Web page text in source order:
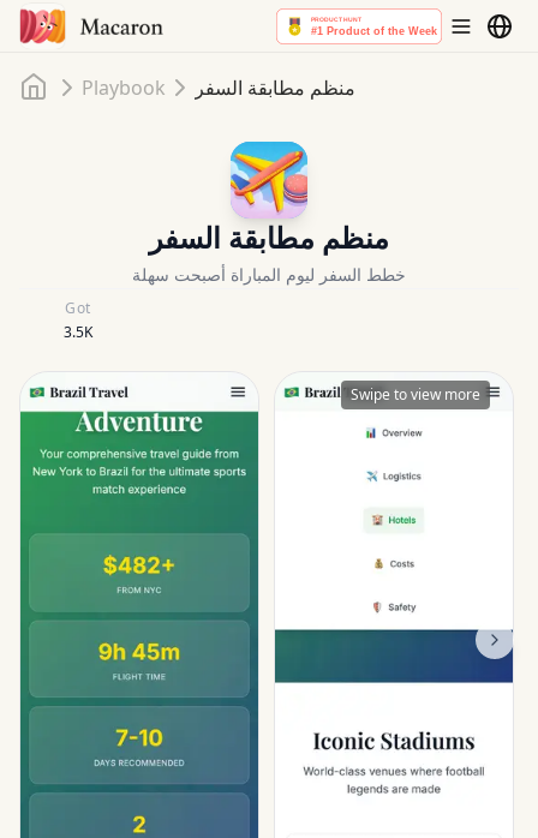
HomePlaybook منظم مطابقة السفر
منظم مطابقة السفر
خطط السفر ليوم المباراة أصبحت سهلة
Got
3.5K
Swipe to view more